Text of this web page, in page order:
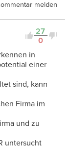
melden
27
0
in
einer
sind, kann
Firma im
und zu
untersucht